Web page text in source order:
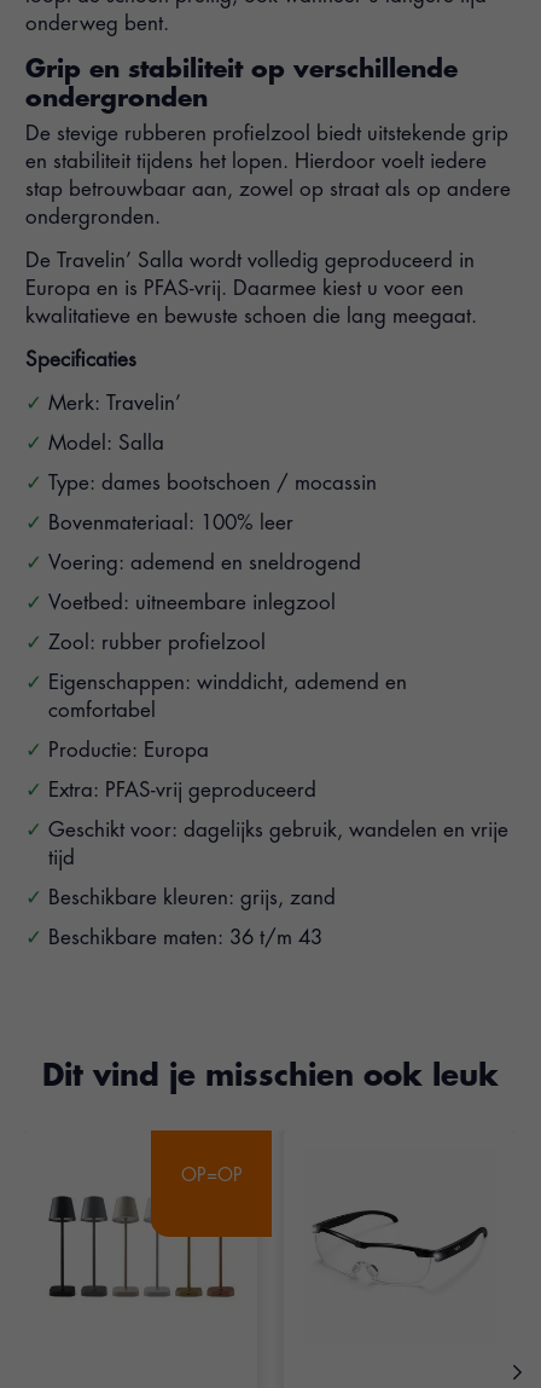
onderweg bent.
Grip en stabiliteit op verschillende
ondergronden
De stevige rubberen profielzool biedt uitstekende grip
en stabiliteit tijdens het lopen. Hierdoor voelt iedere
stap betrouwbaar aan, zowel op straat als op andere
ondergronden.
De Travelin’ Salla wordt volledig geproduceerd in
Europa en is PFAS-vrij. Daarmee kiest u voor een
kwalitatieve en bewuste schoen die lang meegaat.
Specificaties
Merk: Travelin’
Model: Salla
Type: dames bootschoen / mocassin
Bovenmateriaal: 100% leer
Voering: ademend en sneldrogend
Voetbed: uitneembare inlegzool
Zool: rubber profielzool
Eigenschappen: winddicht, ademend en
comfortabel
Productie: Europa
Extra: PFAS-vrij geproduceerd
Geschikt voor: dagelijks gebruik, wandelen en vrije
tijd
Beschikbare kleuren: grijs, zand
Beschikbare maten: 36 t/m 43
Dit vind je misschien ook leuk
OP=OP
OP=OP